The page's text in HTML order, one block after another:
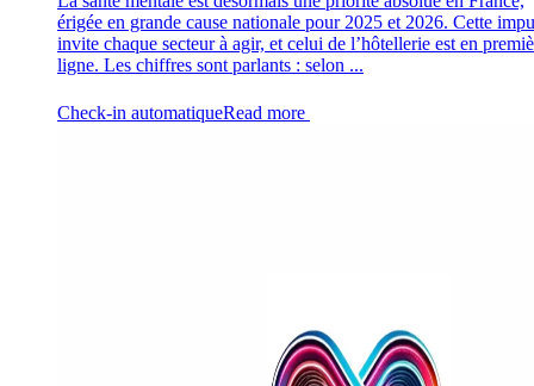
érigée en grande cause nationale pour 2025 et 2026. Cette
invite chaque secteur à agir, et celui de l’hôtellerie est en
ligne. Les chiffres sont parlants : selon ...
Check-in automatiqueRead more